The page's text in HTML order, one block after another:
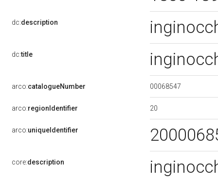
dc:description
dc:title
arco:catalogueNumber 00068547
arco:regionIdentifier 20
arco:uniqueIdentifier
core:description